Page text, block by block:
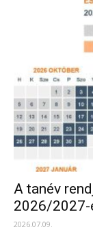
A tanév
2026/2027-
2026.07.09.